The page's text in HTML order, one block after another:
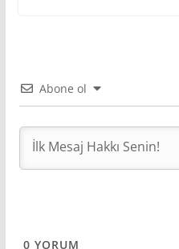
Abone ol
0 YORUM